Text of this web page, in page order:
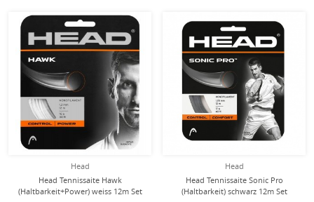
Head
Head Tennissaite Hawk
(Haltbarkeit+Power) weiss 12m Set
Head
Head Tennissaite Sonic Pro
(Haltbarkeit) schwarz 12m Set